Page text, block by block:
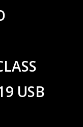
USB